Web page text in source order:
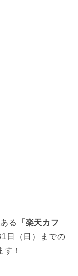
る
「楽天カフ
日（日）までの
！